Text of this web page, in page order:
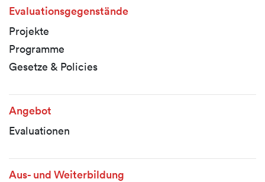
Evaluationsgegenstände
Projekte
Programme
Gesetze & Policies
Angebot
Evaluationen
Aus- und Weiterbildung